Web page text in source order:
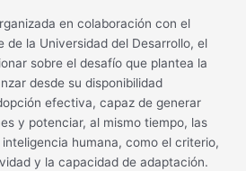
en colaboración con el
de la Universidad del Desarrollo, el
sobre el desafío que plantea la
desde su disponibilidad
efectiva, capaz de generar
y potenciar, al mismo tiempo, las
humana, como el criterio,
y la capacidad de adaptación.